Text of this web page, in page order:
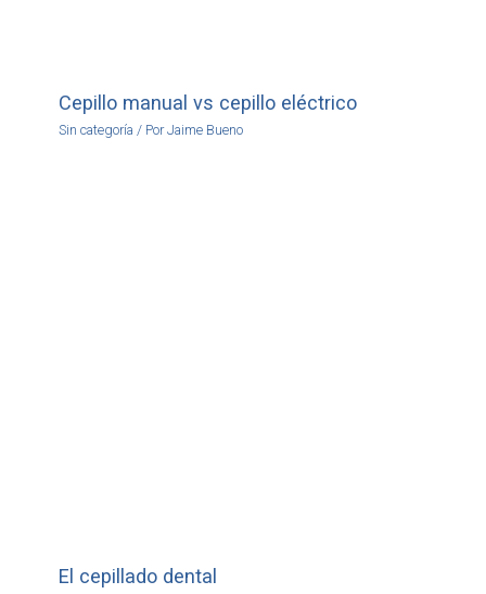
Cepillo manual vs cepillo eléctrico
Sin categoría / PorJaime Bueno
El cepillado dental